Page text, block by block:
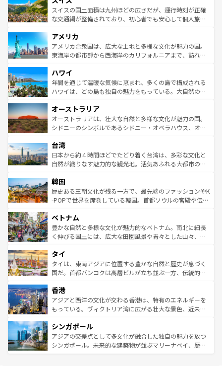
きるだろう。 なお、新着のフランス情報はコンテンツ一覧
を参照してほしい。
ドイツ情報はコンテンツ一覧を参照してほしい。
ティー、ビール好きにはたまらない英国パブ、サッカー観
戦など、本場だからこそできる体験も豊富。イギリスを旅
ンツ一覧を参照してほしい。
スイスの国土面積は九州ほどの広さだが、運行時刻が正確
な交通網が整備されており、初心者でも安心して個人旅行
の建物がそのまま残る町や、スイスならではのユニークな
博物館もあり、アルプス観光だけでなく町歩きも満喫する
ことができる。国民の所得が高いため物価も高いが、旅行
ば市内交通費無料で観光を楽しむこともできる。 なお、新
着のスイス情報はコンテンツ一覧 を参照してほしい。
アメリカ
アメリカ合衆国は、広大な土地と多様な文化が魅力の国。
東海岸の都市部から西海岸のカリフォルニアまで、訪れる
のような巨大都市は、観光、ショッピング、エンターテイ
ンメントが詰まった刺激的なスポットだ。一方、アメリカ
西部には大自然が広がり、グランドキャニオンやイエロー
部のニューオーリンズでは、音楽と美食が融合した独特の
文化が魅力。旅行者はアメリカの各地域で異なる魅力を楽
しみながら、その多様性と豊かな歴史を感じることができ
ならではの贅沢な旅のスタイルだ。 なお、新着のアメリカ
情報はコンテンツ一覧を参照してほしい。
ハワイ
年間を通じて温暖な気候に恵まれ、多くの島で構成される
ハワイは、どの島も独自の魅力をもっている。大自然の神
ワイ島は見逃せない。また、定番の観光地といえばオアフ
島だが、静かな自然を求めるならマウイ島やカウアイ島が
おすすめ。エメラルドグリーンに輝く海をはじめ、豊かな
れるおもてなしの心で訪れる人々を迎えてくれるハワイの
人々、おいしいローカルフードやハワイアンミュージッ
ク、伝統的なフラダンスなど、すべてがハワイの魅力を彩
ワイを、存分に味わってほしい。 なお、新着のハワイ情報
はコンテンツ一覧を参照してほしい。
オーストラリア
オーストラリアは、壮大な自然と多様な文化が魅力の国。
シドニーのシンボルであるシドニー・オペラハウス、オー
リアリーフや大陸中央部にそびえるウルル（エアーズロッ
ク）、タスマニアの美しい原生林やケアンズの熱帯雨林な
ど、見どころがたくさん。また、カフェやワイン、オージ
いる。アクティビティも充実しており、サーフィンやダイ
ビング、ハイキングなど、アウトドア好きにはたまらな
い。オーストラリアの多彩な魅力を存分に味わいつくそ
参照してほしい。
台湾
日本から約４時間ほどでたどり着く台湾は、多彩な文化と
自然が織りなす魅力的な観光地。活気あふれる大都市の台
ン）、静ひつな山岳地帯である台湾東部など、都市の喧騒
と山間の静けさが共存しており、訪れる人に新しい発見と
驚きをもたらしてくれる。また、奥深い台湾の食文化も魅
容にもいいと評判のスイーツなど、バラエティ豊かな料理
が味わえる。 なお、新着の台湾情報は コンテンツ一覧を参
照してほしい。
韓国
歴史ある王朝文化が残る一方で、最先端のファッションやK
-POPで世界を席巻している韓国。首都ソウルの宮殿や伝統
き、地方に足を延ばせば四季折々の自然美を楽しむことが
できる。そして、キムチや焼肉、絶品のストリートフード
まで、さまざまな韓国料理が待っている。夜には、韓国な
リティに包まれながら、韓国の多彩な魅力を心ゆくまで味
わってみてほしい。 なお、新着の韓国情報はコンテンツ一
覧を参照してほしい。
ベトナム
豊かな自然と多様な文化が魅力的なベトナム。南北に細長
く伸びる国土には、広大な田園風景や青々とした山々、世
急速な発展と共に伝統が息づく。ハノイの古い町並みやホ
ーチミン市のフランス統治時代の建物も、独特の雰囲気を
醸し出している。また、バラエティの豊かさとおいしさで
とつ。フォーやバインミー、ベトナムコーヒーなどは、ぜ
ひ現地で味わいたい。どの地域を訪れてもあたたかい人々
が旅行者を迎えてくれるので、きっと忘れられない旅にな
参照してほしい。
タイ
タイは、東南アジアに位置する豊かな自然と歴史が息づく
国だ。首都バンコクは高層ビルが立ち並ぶ一方、伝統的な
の活気が交差している。北部ではチェンマイなどの山岳地
帯で自然と触れ合い、南部ではプーケットやクラビの美し
いビーチでリゾート気分を楽しむことができる。タイ料理
激する。気候は一年中温暖で、どの季節にも異なる楽しみ
が待っている。親しみやすいタイの人々、仏教を中心とし
た文化、そして多様な観光資源が、訪れる旅人を魅了し続
香港
アジアと西洋の文化が交わる香港は、特有のエネルギーを
もっている。ヴィクトリア湾に広がる壮大な景色、近未来
み、どこを訪れても感動するはず。観光スポットが密集し
ており、効率よく見どころを回れるのも魅力。息をのむよ
うな絶景から文化的な体験まで、香港を存分に楽しみ尽く
シンガポール
アジアの交差点として多文化が融合した独自の魅力を放つ
シンガポール。未来的な建築物が並ぶマリーナベイ、歴史